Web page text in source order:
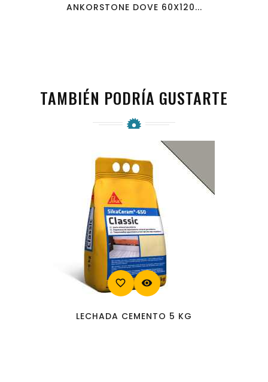
ANKORSTONE DOVE 60X120...
TAMBIÉN PODRÍA GUSTARTE
favorite_border visibility
LECHADA CEMENTO 5 KG